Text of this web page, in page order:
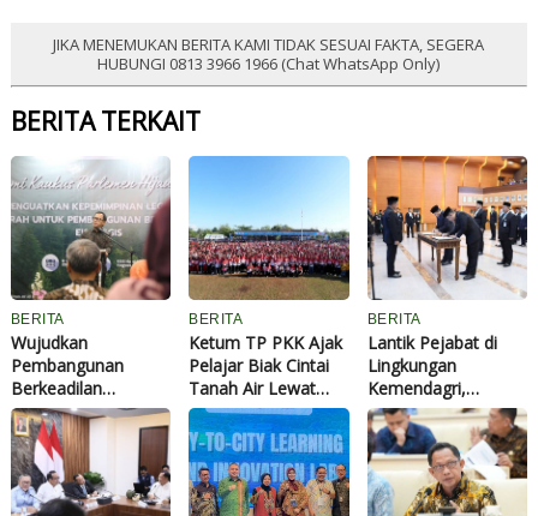
JIKA MENEMUKAN BERITA KAMI TIDAK SESUAI FAKTA, SEGERA
HUBUNGI 0813 3966 1966 (Chat WhatsApp Only)
BERITA TERKAIT
BERITA
Wujudkan
Pembangunan
Berkeadilan
Ekologis,
Wamendagri Bima
Dorong Legislator
Daerah Perkuat
Kepemimpinan
BERITA
Ketum TP PKK Ajak
Pelajar Biak Cintai
Tanah Air Lewat
Pemanfaatan
Potensi Wisata
Bahari
BERITA
Lantik Pejabat di
Lingkungan
Kemendagri,
Mendagri Minta
ASN Tingkatkan
Kinerja